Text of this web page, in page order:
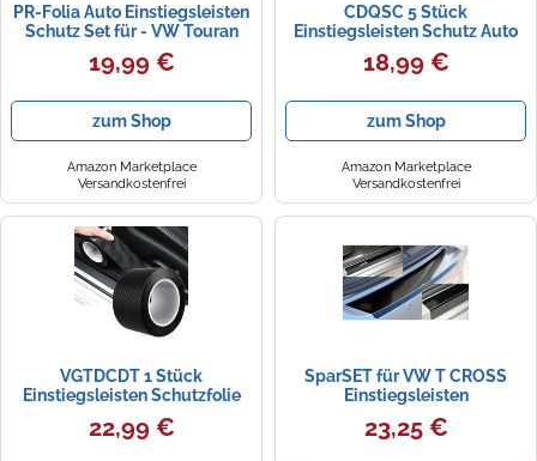
PR-Folia Auto Einstiegsleisten
Schutz Set für - VW Touran
Cross Typ 1T/GP2 ab Bj. 2011-
2015 - TRANSPARENT
Lackschutzfolie Türschweller
Zierleisten
19,99 €
zum Shop
Amazon Marketplace
Versandkostenfrei
CDQSC 5 Stück
Einstiegsleisten Schutz Auto
für VW T-Cross 2019-2023,
Kohlefaser Türschweller
Türschwellenschutz
18,99 €
zum Shop
Amazon Marketplace
Versandkostenfrei
VGTDCDT 1 Stück
Einstiegsleisten Schutzfolie
Carbon für VW T-Cross LWB
MK1-C11 2018-2024,
22,99 €
SparSET für VW T CROSS
Einstiegsleisten
Ladekantenschutz Schwarz
GLANZ
23,25 €